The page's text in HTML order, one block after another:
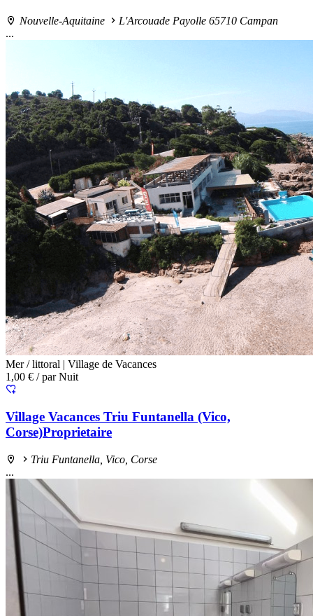
Nouvelle-Aquitaine
L'Arcouade Payolle 65710 Campan
...
Mer / littoral | Village de Vacances
1,00 € / par Nuit
Village Vacances Triu Funtanella (Vico,
Corse)Proprietaire
Triu Funtanella, Vico, Corse
...